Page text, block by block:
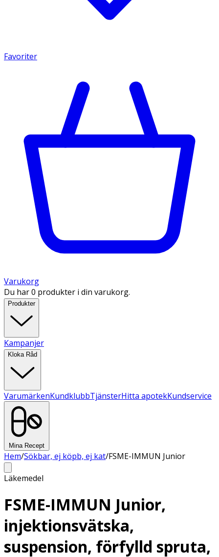
Favoriter
Varukorg
Du har 0 produkter i din varukorg.
Produkter
Kampanjer
Kloka Råd
VarumärkenKundklubbTjänsterHitta apotekKundservice
Mina Recept
Hem/Sökbar, ej köpb, ej kat/FSME-IMMUN Junior
Läkemedel
FSME-IMMUN Junior,
injektionsvätska,
suspension, förfylld spruta,